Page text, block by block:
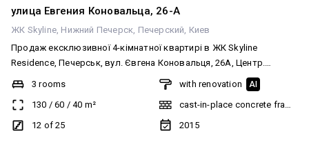
улица Евгения Коновальца, 26-А
ЖК Skyline Нижний Печерск Печерский Киев
Продаж ексклюзивної 4-кімнатної квартирі в ЖК Skyline
Residence, Печерськ, вул. Євгена Коновальця, 26А, Центр.
Площа: 130 м², Поверх 12/25 Є генератор все працює під час
правильна форма квартири: Кухня-вітальня (меблі Diesel);
Головна спальня; Дитяча з двома ліжками; Кабінет/дитяча; 2
3 rooms
130 /60 /40 m²
12 of 25
with renovation AI
cast-in-place concrete frame
2015